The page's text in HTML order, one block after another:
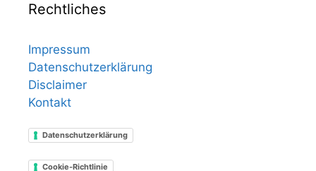
Rechtliches
Impressum
Datenschutzerklärung
Disclaimer
Kontakt
Datenschutzerklärung
Cookie-Richtlinie